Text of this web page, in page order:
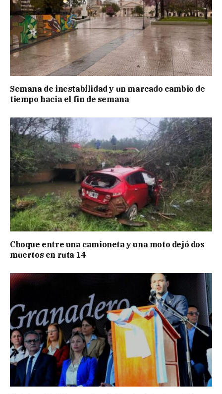
Semana de inestabilidad y un marcado cambio de
tiempo hacia el fin de semana
Choque entre una camioneta y una moto dejó dos
muertos en ruta 14